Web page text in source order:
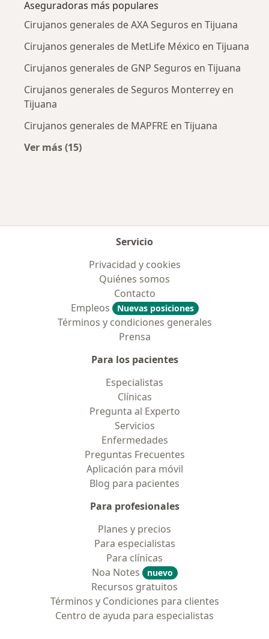
Aseguradoras más populares
Cirujanos generales de AXA Seguros en Tijuana
Cirujanos generales de MetLife México en Tijuana
Cirujanos generales de GNP Seguros en Tijuana
Cirujanos generales de Seguros Monterrey en
Tijuana
Cirujanos generales de MAPFRE en Tijuana
Ver más (15)
Servicio
Privacidad y cookies
Quiénes somos
Contacto
Empleos
Nuevas posiciones
Términos y condiciones generales
Prensa
Para los pacientes
Especialistas
Clínicas
Pregunta al Experto
Servicios
Enfermedades
Preguntas Frecuentes
Aplicación para móvil
Blog para pacientes
Para profesionales
Planes y precios
Para especialistas
Para clínicas
Noa Notes
nuevo
Recursos gratuitos
Términos y Condiciones para clientes
Centro de ayuda para especialistas